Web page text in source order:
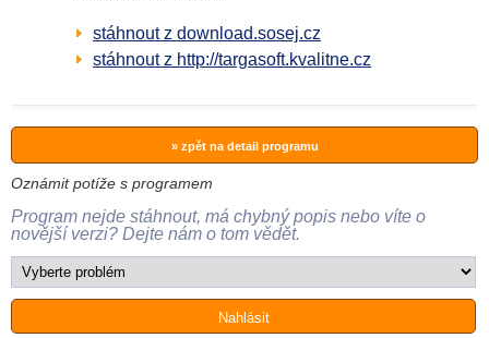
stáhnout z download.sosej.cz
stáhnout z http://targasoft.kvalitne.cz
» zpět na detail programu
Oznámit potíže s programem
Program nejde stáhnout, má chybný popis nebo víte o
novější verzi? Dejte nám o tom vědět.